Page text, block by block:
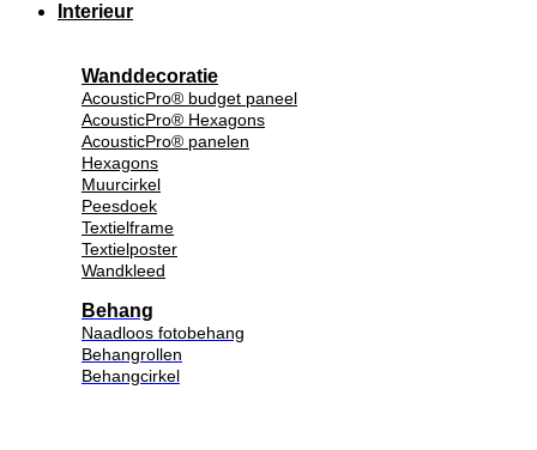
Interieur
Wanddecoratie
AcousticPro® budget paneel
AcousticPro® Hexagons
AcousticPro® panelen
Hexagons
Muurcirkel
Peesdoek
Textielframe
Textielposter
Wandkleed
Behang
Naadloos fotobehang
Behangrollen
Behangcirkel